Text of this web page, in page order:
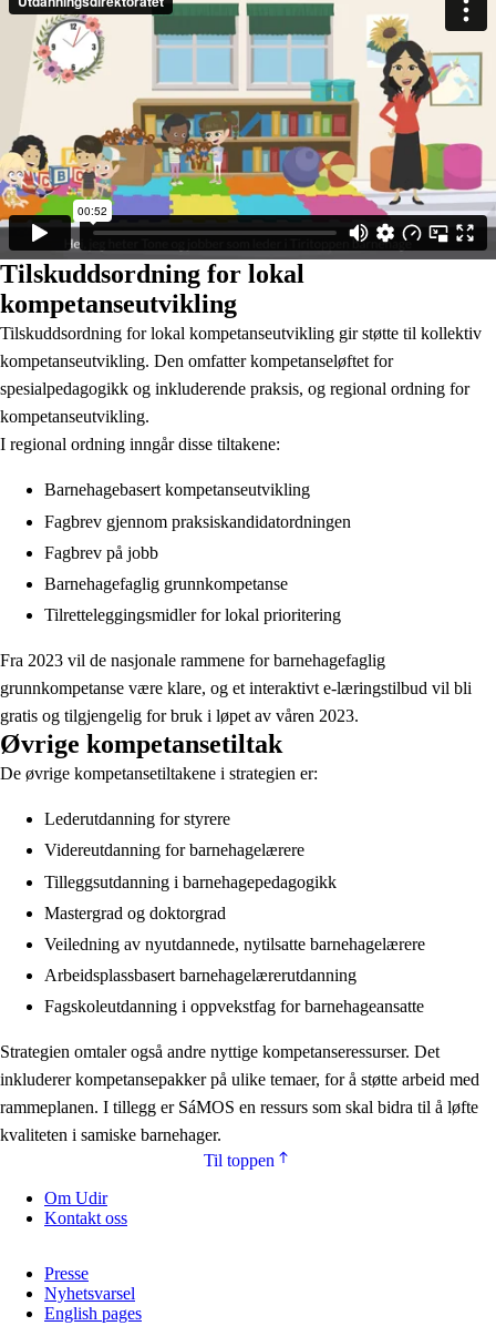
Tilskuddsordning for lokal
kompetanseutvikling
Tilskuddsordning for lokal kompetanseutvikling gir støtte til kollektiv
kompetanseutvikling. Den omfatter kompetanseløftet for
spesialpedagogikk og inkluderende praksis, og regional ordning for
kompetanseutvikling.
I regional ordning inngår disse tiltakene:
Barnehagebasert kompetanseutvikling
Fagbrev gjennom praksiskandidatordningen
Fagbrev på jobb
Barnehagefaglig grunnkompetanse
Tilretteleggingsmidler for lokal prioritering
Fra 2023 vil de nasjonale rammene for barnehagefaglig
grunnkompetanse være klare, og et interaktivt e-læringstilbud vil bli
gratis og tilgjengelig for bruk i løpet av våren 2023.
Øvrige kompetansetiltak
De øvrige kompetansetiltakene i strategien er:
Lederutdanning for styrere
Videreutdanning for barnehagelærere
Tilleggsutdanning i barnehagepedagogikk
Mastergrad og doktorgrad
Veiledning av nyutdannede, nytilsatte barnehagelærere
Arbeidsplassbasert barnehagelærerutdanning
Fagskoleutdanning i oppvekstfag for barnehageansatte
Strategien omtaler også andre nyttige kompetanseressurser. Det
inkluderer kompetansepakker på ulike temaer, for å støtte arbeid med
rammeplanen. I tillegg er SáMOS en ressurs som skal bidra til å løfte
kvaliteten i samiske barnehager.
Til toppen
Om Udir
Kontakt oss
Presse
Nyhetsvarsel
English pages